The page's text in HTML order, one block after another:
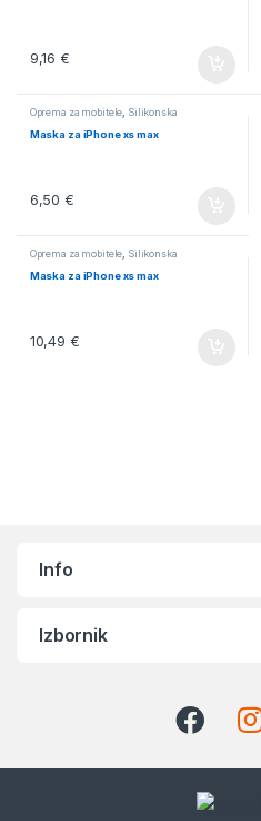
9,16 €
Oprema za mobitele, Silikonska
Maska za iPhone xs max
6,50 €
Oprema za mobitele, Silikonska
Maska za iPhone xs max
10,49 €
Info
Izbornik